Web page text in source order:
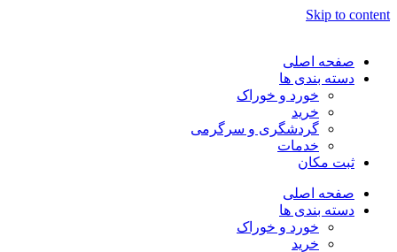
Skip to content
صفحه اصلی
دسته بندی ها
خورد و خوراک
خرید
گردشگری و سرگرمی
خدمات
ثبت مکان
صفحه اصلی
دسته بندی ها
خورد و خوراک
خرید